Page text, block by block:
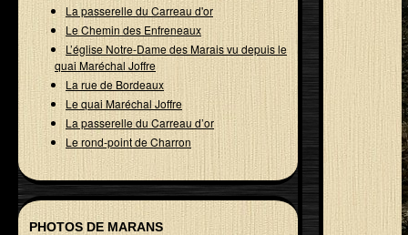
La passerelle du Carreau d'or
Le Chemin des Enfreneaux
L’église Notre-Dame des Marais vu depuis le
quai Maréchal Joffre
La rue de Bordeaux
Le quai Maréchal Joffre
La passerelle du Carreau d’or
Le rond-point de Charron
PHOTOS DE MARANS